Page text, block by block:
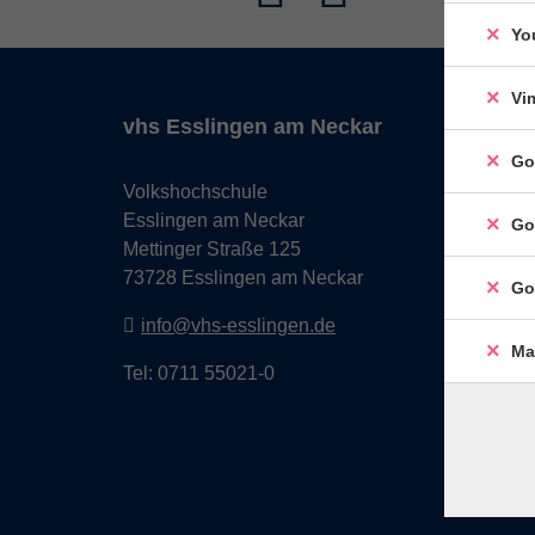
vhs Esslingen am Neckar
Volkshochschule
Esslingen am Neckar
Mettinger Straße 125
73728 Esslingen am Neckar
info@vhs-esslingen.de
Tel: 0711 55021-0